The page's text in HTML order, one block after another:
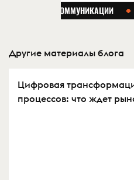
Другие материалы блога
Цифровая
процессов: что ждет